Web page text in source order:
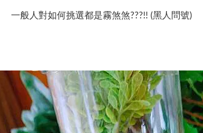
一般人對如何挑選都是霧煞煞???!! (黑人問號)